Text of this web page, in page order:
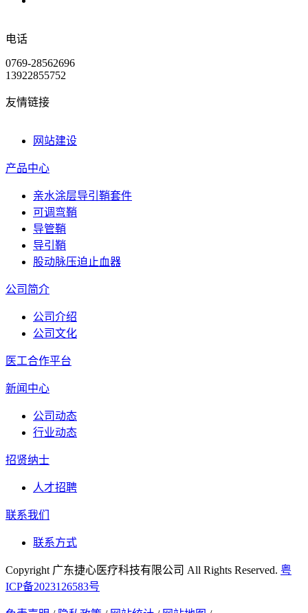
电话
0769-28562696
13922855752
友情链接
网站建设
产品中心
亲水涂层导引鞘套件
可调弯鞘
导管鞘
导引鞘
股动脉压迫止血器
公司简介
公司介绍
公司文化
医工合作平台
新闻中心
公司动态
行业动态
招贤纳士
人才招聘
联系我们
联系方式
Copyright 广东捷心医疗科技有限公司 All Rights Reserved. 粤
ICP备2023126583号